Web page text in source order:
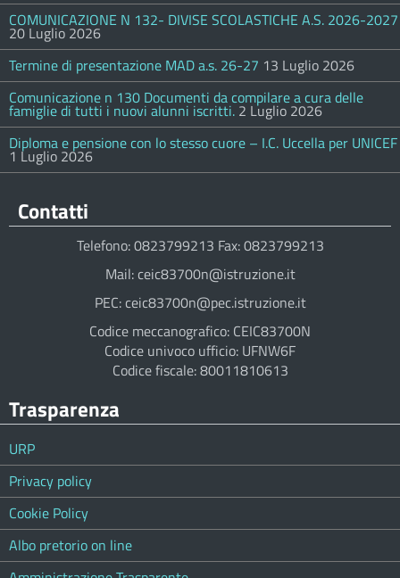
COMUNICAZIONE N 132- DIVISE SCOLASTICHE A.S. 2026-2027
20 Luglio 2026
Termine di presentazione MAD a.s. 26-27 13 Luglio 2026
Comunicazione n 130 Documenti da compilare a cura delle
famiglie di tutti i nuovi alunni iscritti. 2 Luglio 2026
Diploma e pensione con lo stesso cuore – I.C. Uccella per UNICEF
1 Luglio 2026
Contatti
Telefono: 0823799213 Fax: 0823799213
Mail: ceic83700n@istruzione.it
PEC: ceic83700n@pec.istruzione.it
Codice meccanografico: CEIC83700N
Codice univoco ufficio: UFNW6F
Codice fiscale: 80011810613
Trasparenza
URP
Privacy policy
Cookie Policy
Albo pretorio on line